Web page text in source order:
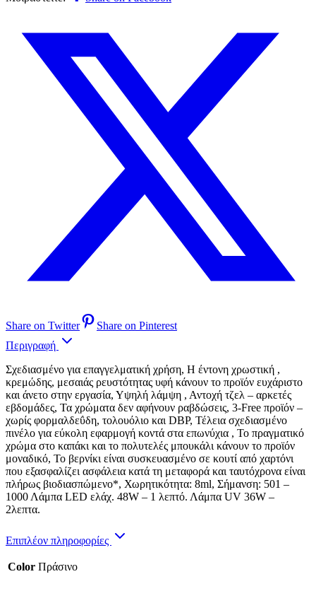
Share on Twitter
Share on Pinterest
Περιγραφή
Σχεδιασμένο για επαγγελματική χρήση, Η έντονη χρωστική ,
κρεμώδης, μεσαιάς ρευστότητας υφή κάνουν το προϊόν ευχάριστο
και άνετο στην εργασία, Υψηλή λάμψη , Αντοχή τζελ – αρκετές
εβδομάδες, Τα χρώματα δεν αφήνουν ραβδώσεις, 3-Free προϊόν –
χωρίς φορμαλδεΰδη, τολουόλιο και DBP, Τέλεια σχεδιασμένο
πινέλο για εύκολη εφαρμογή κοντά στα επωνύχια , Το πραγματικό
χρώμα στο καπάκι και το πολυτελές μπουκάλι κάνουν το προϊόν
μοναδικό, Το βερνίκι είναι συσκευασμένο σε κουτί από χαρτόνι
που εξασφαλίζει ασφάλεια κατά τη μεταφορά και ταυτόχρονα είναι
πλήρως βιοδιασπώμενο*, Χωρητικότητα: 8ml, Σήμανση: 501 –
1000 Λάμπα LED ελάχ. 48W – 1 λεπτό. Λάμπα UV 36W –
2λεπτα.
Επιπλέον πληροφορίες
Color Πράσινο